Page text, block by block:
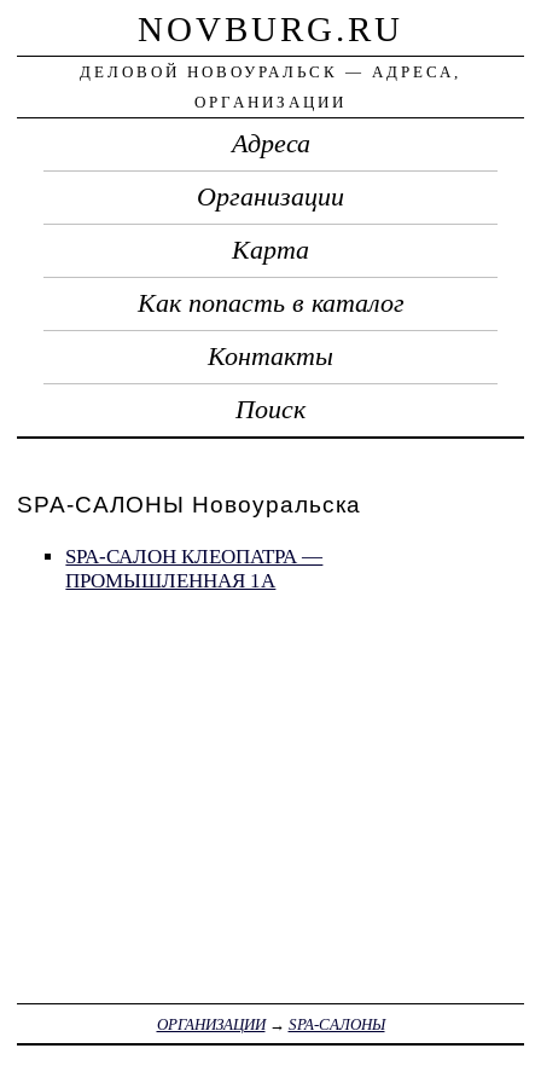
NOVBURG.RU
ДЕЛОВОЙ НОВОУРАЛЬСК — АДРЕСА,
ОРГАНИЗАЦИИ
Адреса
Организации
Карта
Как попасть в каталог
Контакты
Поиск
SPA-САЛОНЫ Новоуральска
SPA-САЛОН КЛЕОПАТРА —
ПРОМЫШЛЕННАЯ 1А
ОРГАНИЗАЦИИ→ SPA-САЛОНЫ